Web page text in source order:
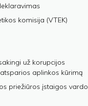
komisija (VTEK)
už korupcijos
aplinkos kūrimą
priežiūros įstaigos vardo